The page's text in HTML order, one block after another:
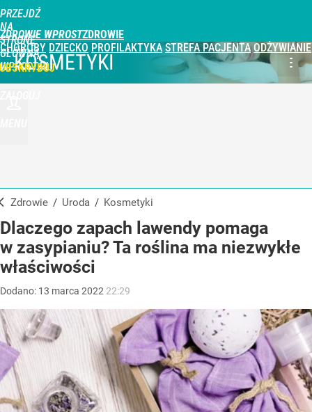
PRZEJDŹ
NA
STRONĘ
GŁÓWNĄ
WPROST.PL
ZDROWIE WPROST
CHOROBY DZIECKO PROFILAKTYKA STREFA PACJENTA ODŻYWIANIE
KOSMETYKI
Zdrowie / Uroda / Kosmetyki
Dlaczego zapach lawendy pomaga
w zasypianiu? Ta roślina ma niezwykłe
właściwości
Dodano: 13 marca 2022 22:29